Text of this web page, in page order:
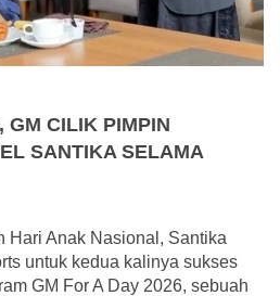
GM CILIK PIMPIN
SANTIKA SELAMA
Hari Anak Nasional, Santika
untuk kedua kalinya sukses
GM For A Day 2026, sebuah